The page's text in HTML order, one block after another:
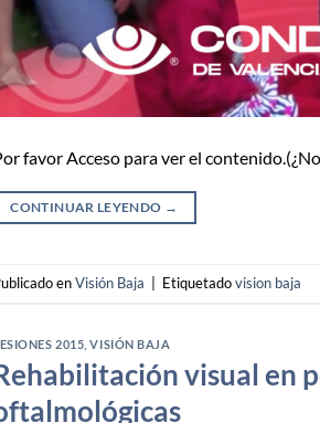
favor Acceso para ver el
CONTINUAR LEYENDO →
enVisión Baja Etiquetadovision baja
2015 ,VISIÓN BAJA
visual en